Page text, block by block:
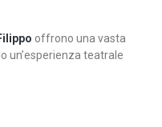
offrono una vasta
un’esperienza teatrale